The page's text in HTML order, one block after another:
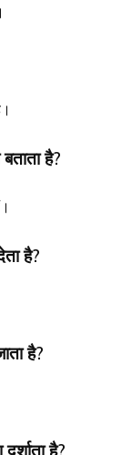
है?
है?
है?
है?